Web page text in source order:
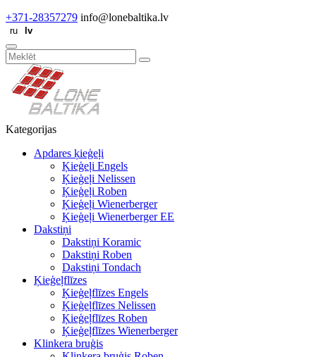
+371-28357279 info@lonebaltika.lv
Kategorijas
Apdares ķieģeļi
Ķieģeļi Engels
Ķieģeļi Nelissen
Ķieģeļi Roben
Ķieģeļi Wienerberger
Ķieģeļi Wienerberger EE
Dakstiņi
Dakstiņi Koramic
Dakstiņi Roben
Dakstiņi Tondach
Ķieģeļflīzes
Ķieģeļflīzes Engels
Ķieģeļflīzes Nelissen
Ķieģeļflīzes Roben
Ķieģeļflīzes Wienerberger
Klinkera bruģis